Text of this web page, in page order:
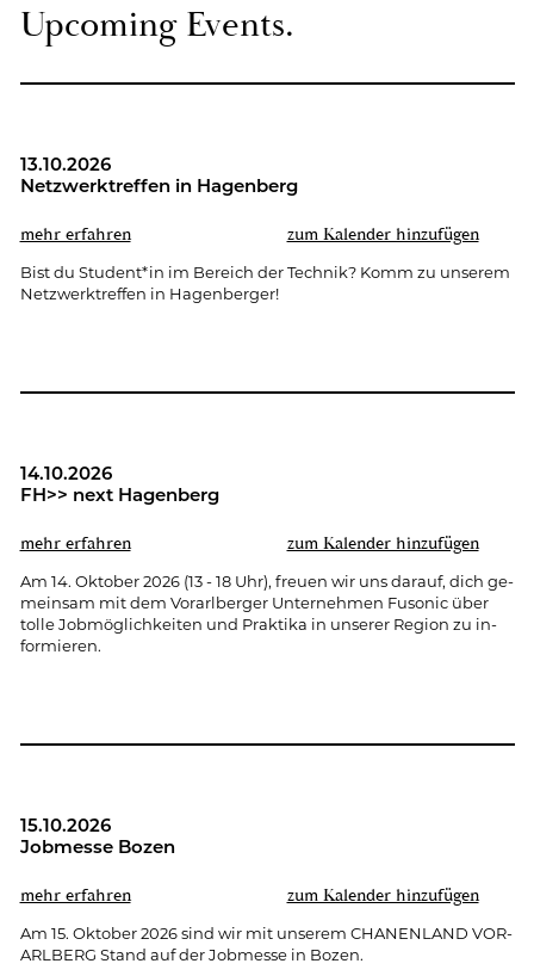
Up­co­ming Events.
13.10.2026
Netz­werk­tref­fen in Ha­gen­berg
mehr er­fah­ren zum Ka­len­der hin­zu­fü­gen
Bist du Stu­dent*in im Be­reich der Tech­nik? Komm zu un­se­rem
Netz­werk­tref­fen in Ha­gen­ber­ger!
14.10.2026
FH>> next Ha­gen­berg
mehr er­fah­ren zum Ka­len­der hin­zu­fü­gen
Am 14. Ok­to­ber 2026 (13 - 18 Uhr), freu­en wir uns dar­auf, dich ge­
mein­sam mit dem Vor­arl­ber­ger Un­ter­neh­men Fu­so­nic über
tolle Job­mög­lich­kei­ten und Prak­ti­ka in un­se­rer Re­gi­on zu in­
for­mie­ren.
15.10.2026
Job­mes­se Bozen
mehr er­fah­ren zum Ka­len­der hin­zu­fü­gen
Am 15. Ok­to­ber 2026 sind wir mit un­se­rem CHA­NEN­LAND VOR­
ARL­BERG Stand auf der Job­mes­se in Bozen.